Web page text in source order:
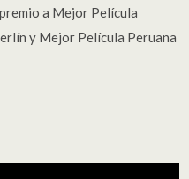
a Mejor Película
y Mejor Película Peruana